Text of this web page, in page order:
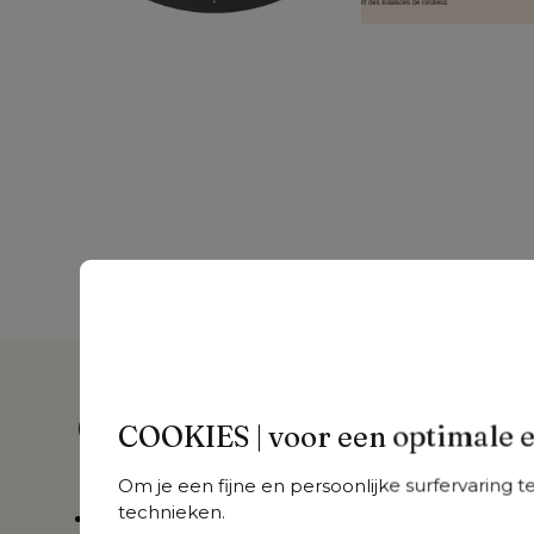
COOKIES | voor een optimale
Om je een fijne en persoonlijke surfervaring
technieken.
Over dit product
Eenvoudig in- en uitstappen